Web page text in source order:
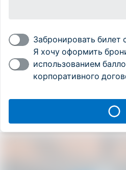
Забронировать
Я хочу оформить
использованием
корпоративного